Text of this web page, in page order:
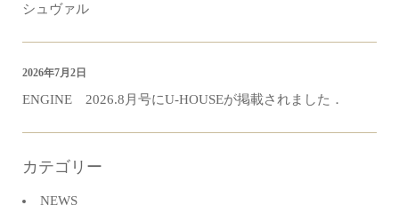
シュヴァル
ENGINE 2026.8月号にU-HOUSEが掲載されました．
2026年7月2日
カテゴリー
NEWS